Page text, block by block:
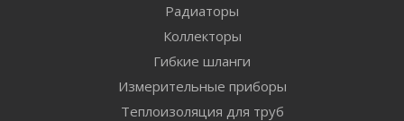
Радиаторы
Коллекторы
Гибкие шланги
Измерительные приборы
Теплоизоляция для труб